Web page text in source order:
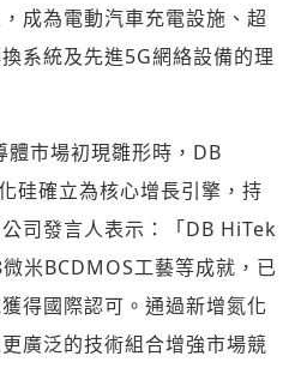
碼
成為電動汽車充電設施、超
系統及先進5G網絡設備的理
市場初現雛形時，DB
硅確立為核心增長引擎，持
司發言人表示：「DB HiTek
米BCDMOS工藝等成就，已
得國際認可。通過新增氮化
廣泛的技術組合增強市場競